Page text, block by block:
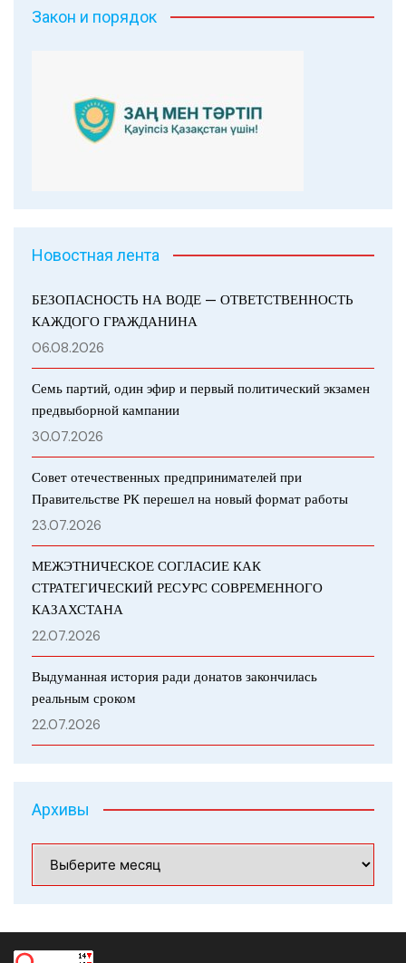
Закон и порядок
Новостная лента
БЕЗОПАСНОСТЬ НА ВОДЕ — ОТВЕТСТВЕННОСТЬ
КАЖДОГО ГРАЖДАНИНА
06.08.2026
Семь партий, один эфир и первый политический экзамен
предвыборной кампании
30.07.2026
Совет отечественных предпринимателей при
Правительстве РК перешел на новый формат работы
23.07.2026
МЕЖЭТНИЧЕСКОЕ СОГЛАСИЕ КАК
СТРАТЕГИЧЕСКИЙ РЕСУРС СОВРЕМЕННОГО
КАЗАХСТАНА
22.07.2026
Выдуманная история ради донатов закончилась
реальным сроком
22.07.2026
Архивы